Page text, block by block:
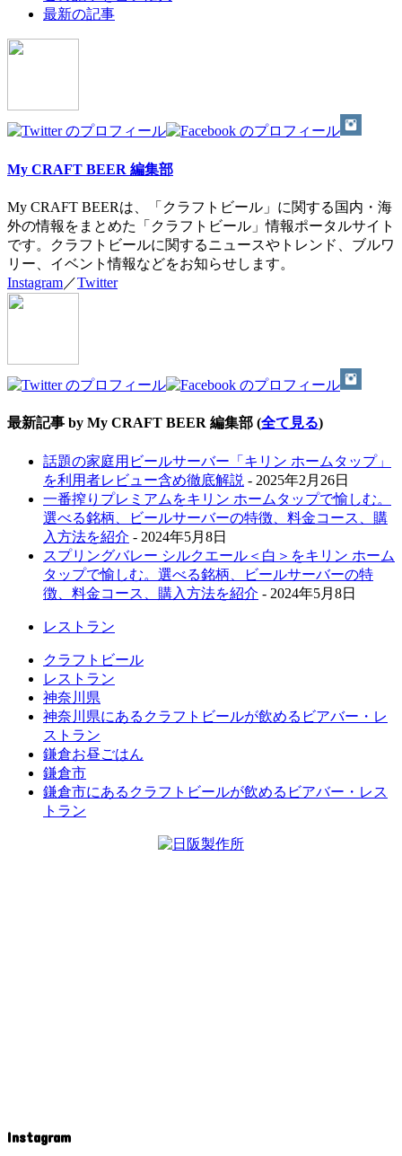
following
tabs
change
最新の記事
My CRAFT BEER 編集部
My CRAFT BEERは、「クラフトビール」に関する国内・海
外の情報をまとめた「クラフトビール」情報ポータルサイト
です。クラフトビールに関するニュースやトレンド、ブルワ
リー、イベント情報などをお知らせします。
Instagram／Twitter
最新記事 by My CRAFT BEER 編集部 (全て見る)
話題の家庭用ビールサーバー「キリン ホームタップ」
を利用者レビュー含め徹底解説 - 2025年2月26日
一番搾りプレミアムをキリン ホームタップで愉しむ。
選べる銘柄、ビールサーバーの特徴、料金コース、購
入方法を紹介 - 2024年5月8日
スプリングバレー シルクエール＜白＞をキリン ホーム
タップで愉しむ。選べる銘柄、ビールサーバーの特
徴、料金コース、購入方法を紹介 - 2024年5月8日
レストラン
クラフトビール
レストラン
神奈川県
神奈川県にあるクラフトビールが飲めるビアバー・レ
ストラン
鎌倉お昼ごはん
鎌倉市
鎌倉市にあるクラフトビールが飲めるビアバー・レス
トラン
Instagram